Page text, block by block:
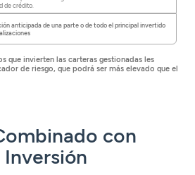
clientes
de crédito.
anticipada de una parte o de todo el principal invertido
que invierten las carteras gestionadas les
de riesgo, que podrá ser más elevado que el
con